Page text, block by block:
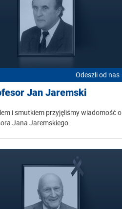
Odeszli od nas
Jan Jaremski
i smutkiem przyjęliśmy wiadomość o
Jana Jaremskiego.